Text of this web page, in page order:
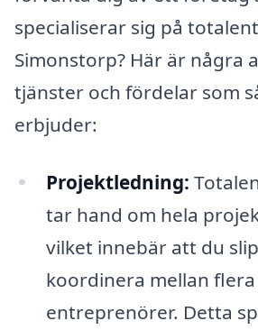
specialiserar sig på
Simonstorp? Här är några
tjänster och fördelar som
erbjuder:
Projektledning:
tar hand om hela
vilket innebär att du
koordinera mellan flera
entreprenörer. Detta